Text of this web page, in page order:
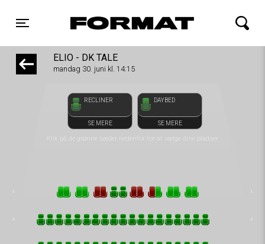
Toggle navigation
FORMAT Biograf
ELIO - DK TALE
mandag 30. juni kl. 14:15
RECLINER
SE MERE
DAYBED
SE MERE
Klik på de grønne sæder nedenfor for at vælge dine pladser
front03-cc 102155